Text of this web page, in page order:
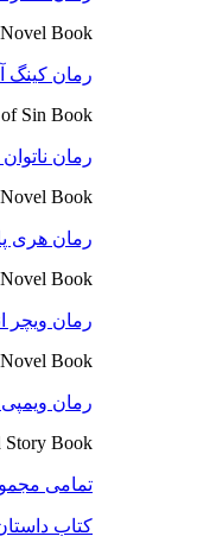
Book
رمان کینگ
Sin Book
رمان
Book
رمان هری
Book
رمان ویچر
Book
رمان ویمپی
Book
تمامی
کتاب